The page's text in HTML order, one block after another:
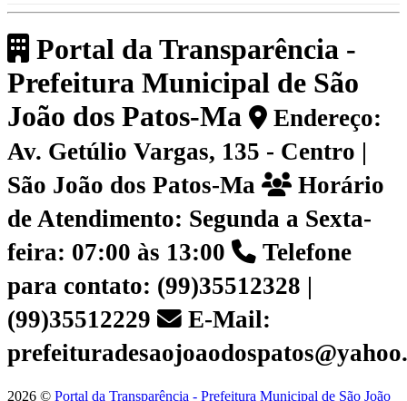
Portal da Transparência -
Prefeitura Municipal de São
João dos Patos-Ma
Endereço:
Av. Getúlio Vargas, 135 - Centro |
São João dos Patos-Ma
Horário
de Atendimento: Segunda a Sexta-
feira: 07:00 às 13:00
Telefone
para contato: (99)35512328 |
(99)35512229
E-Mail:
2026 © Portal da Transparência - Prefeitura Municipal de São João